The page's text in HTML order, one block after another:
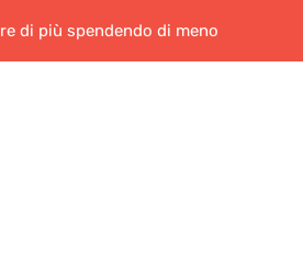
di più spendendo di meno